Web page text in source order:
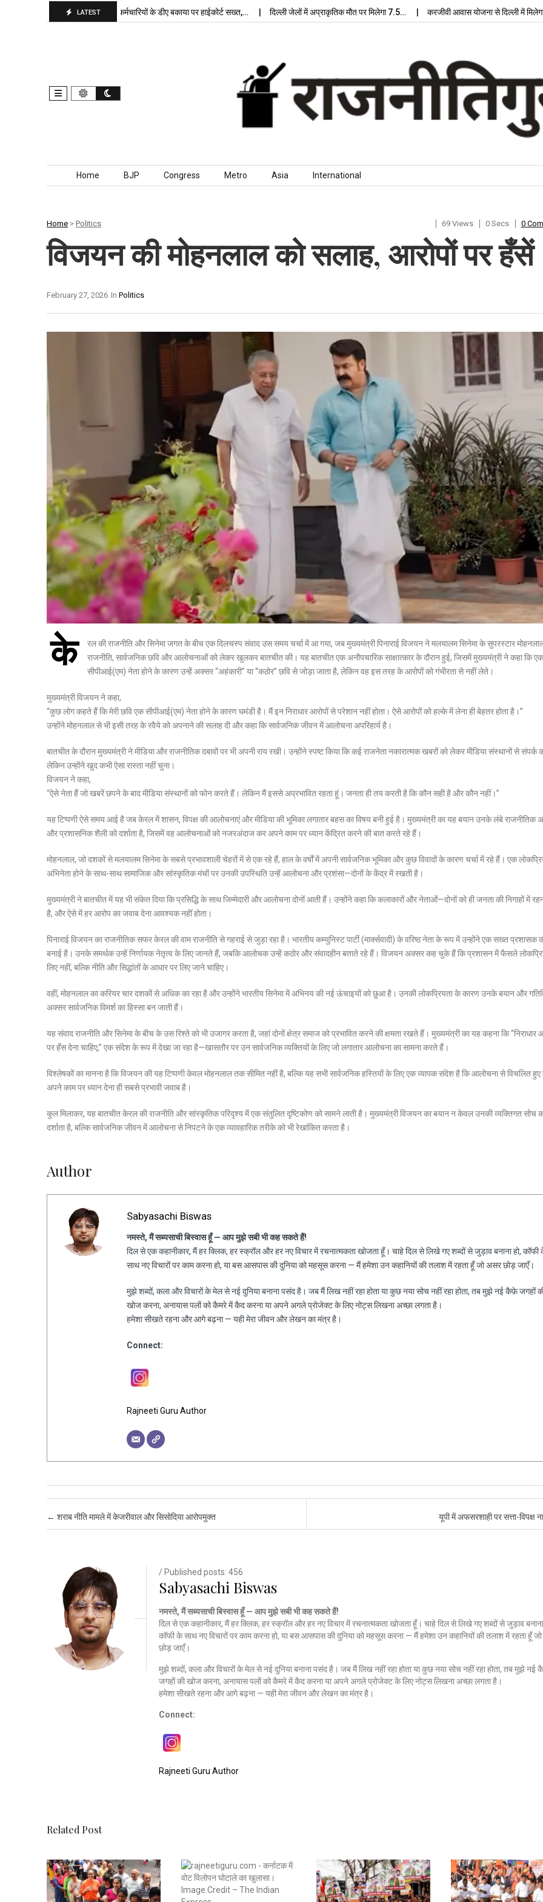
LATEST
पंजाब कर्मचारियों के डीए बकाया पर हाईकोर्ट सख्त,… दिल्ली जेलों में अप्राकृतिक मौत पर मिलेगा 7.5… करजीवी आवास योजना से दिल्ली में मिलेगा
Skip to content
Home BJP Congress Metro Asia International
Home > Politics 69 Views 0 Secs 0
विजयन की मोहनलाल को सलाह, आरोपों पर हँसें
In Politics
February 27, 2026
के रल की राजनीति और सिनेमा जगत के बीच एक दिलचस्प संवाद उस समय चर्चा में आ गया, जब मुख्यमंत्रीपिनाराई विजयनने मलयालम सिनेमा के सुपरस्टार
राजनीति, सार्वजनिक छवि और आलोचनाओं को लेकर खुलकर बातचीत की। यह बातचीत एक अनौपचारिक साक्षात्कार के दौरान हुई, जिसमें मुख्यमंत्री ने कहा कि एक
सीपीआई(एम) नेता होने के कारण उन्हें अक्सर “अहंकारी” या “कठोर” छवि से जोड़ा जाता है, लेकिन वह इस तरह के आरोपों को गंभीरता से नहीं लेते।
मुख्यमंत्री विजयन ने कहा,
“कुछ लोग कहते हैं कि मेरी छवि एक सीपीआई(एम) नेता होने के कारण घमंडी है। मैं इन निराधार आरोपों से परेशान नहीं होता। ऐसे आरोपों को हल्के में लेना ही बेहतर होता है।”
उन्होंने मोहनलाल से भी इसी तरह के रवैये को अपनाने की सलाह दी और कहा कि सार्वजनिक जीवन में आलोचना अपरिहार्य है।
बातचीत के दौरान मुख्यमंत्री ने मीडिया और राजनीतिक दबावों पर भी अपनी राय रखी। उन्होंने स्पष्ट किया कि कई राजनेता नकारात्मक खबरों को लेकर मीडिया संस्थानों से संपर्क
लेकिन उन्होंने खुद कभी ऐसा रास्ता नहीं चुना।
विजयन ने कहा,
“ऐसे नेता हैं जो खबरें छपने के बाद मीडिया संस्थानों को फोन करते हैं। लेकिन मैं इससे अप्रभावित रहता हूं। जनता ही तय करती है कि कौन सही है और कौन नहीं।”
यह टिप्पणी ऐसे समय आई है जब केरल में शासन, विपक्ष की आलोचनाएं और मीडिया की भूमिका लगातार बहस का विषय बनी हुई है। मुख्यमंत्री का यह बयान उनके लंबे राजनीतिक
और प्रशासनिक शैली को दर्शाता है, जिसमें वह आलोचनाओं को नजरअंदाज कर अपने काम पर ध्यान केंद्रित करने की बात करते रहे हैं।
मोहनलाल, जो दशकों से मलयालम सिनेमा के सबसे प्रभावशाली चेहरों में से एक रहे हैं, हाल के वर्षों में अपनी सार्वजनिक भूमिका और कुछ विवादों के कारण चर्चा में रहे हैं। एक
अभिनेता होने के साथ-साथ सामाजिक और सांस्कृतिक मंचों पर उनकी उपस्थिति उन्हें आलोचना और प्रशंसा—दोनों के केंद्र में रखती है।
मुख्यमंत्री ने बातचीत में यह भी संकेत दिया कि प्रसिद्धि के साथ जिम्मेदारी और आलोचना दोनों आती हैं। उन्होंने कहा कि कलाकारों और नेताओं—दोनों को ही जनता की निगाहों में
है, और ऐसे में हर आरोप का जवाब देना आवश्यक नहीं होता।
पिनाराई विजयन का राजनीतिक सफर केरल की वाम राजनीति से गहराई से जुड़ा रहा है। भारतीय कम्युनिस्ट पार्टी (मार्क्सवादी) के वरिष्ठ नेता के रूप में उन्होंने एक सख्त प्रशासक
बनाई है। उनके समर्थक उन्हें निर्णायक नेतृत्व के लिए जानते हैं, जबकि आलोचक उन्हें कठोर और संवादहीन बताते रहे हैं। विजयन अक्सर कह चुके हैं कि प्रशासन में फैसले
लिए नहीं, बल्कि नीति और सिद्धांतों के आधार पर लिए जाने चाहिए।
वहीं, मोहनलाल का करियर चार दशकों से अधिक का रहा है और उन्होंने भारतीय सिनेमा में अभिनय की नई ऊंचाइयों को छुआ है। उनकी लोकप्रियता के कारण उनके बयान और
अक्सर सार्वजनिक विमर्श का हिस्सा बन जाती हैं।
यह संवाद राजनीति और सिनेमा के बीच के उस रिश्ते को भी उजागर करता है, जहां दोनों क्षेत्र समाज को प्रभावित करने की क्षमता रखते हैं। मुख्यमंत्री का यह कहना कि “निराधार
पर हँस देना चाहिए,” एक संदेश के रूप में देखा जा रहा है—खासतौर पर उन सार्वजनिक व्यक्तियों के लिए जो लगातार आलोचना का सामना करते हैं।
विश्लेषकों का मानना है कि विजयन की यह टिप्पणी केवल मोहनलाल तक सीमित नहीं है, बल्कि यह सभी सार्वजनिक हस्तियों के लिए एक व्यापक संदेश है कि आलोचना से विचलित हुए
अपने काम पर ध्यान देना ही सबसे प्रभावी जवाब है।
कुल मिलाकर, यह बातचीत केरल की राजनीति और सांस्कृतिक परिदृश्य में एक संतुलित दृष्टिकोण को सामने लाती है। मुख्यमंत्री विजयन का बयान न केवल उनकी व्यक्तिगत सोच
दर्शाता है, बल्कि सार्वजनिक जीवन में आलोचना से निपटने के एक व्यावहारिक तरीके को भी रेखांकित करता है।
Author
Sabyasachi Biswas
नमस्ते, मैं सब्यसाची बिस्वास हूँ — आप मुझे सबी भी कह सकते हैं!
दिल से एक कहानीकार, मैं हर क्लिक, हर स्क्रॉल और हर नए विचार में रचनात्मकता खोजता हूँ। चाहे दिल से लिखे गए शब्दों से जुड़ाव बनाना हो, कॉफी
साथ नए विचारों पर काम करना हो, या बस आसपास की दुनिया को महसूस करना — मैं हमेशा उन कहानियों की तलाश में रहता हूँ जो असर छोड़ जाएँ।
मुझे शब्दों, कला और विचारों के मेल से नई दुनिया बनाना पसंद है। जब मैं लिख नहीं रहा होता या कुछ नया सोच नहीं रहा होता, तब मुझे नई कैफ़े जगहों
खोज करना, अनायास पलों को कैमरे में कैद करना या अपने अगले प्रोजेक्ट के लिए नोट्स लिखना अच्छा लगता है।
हमेशा सीखते रहना और आगे बढ़ना — यही मेरा जीवन और लेखन का मंत्र है।
Connect:
Rajneeti Guru Author
Post navigation
← शराब नीति मामले में केजरीवाल और सिसोदिया आरोपमुक्त यूपी में अफसरशाही पर सत्ता-विपक्ष
/ Published posts: 456
Sabyasachi Biswas
नमस्ते, मैं सब्यसाची बिस्वास हूँ — आप मुझे सबी भी कह सकते हैं!
दिल से एक कहानीकार, मैं हर क्लिक, हर स्क्रॉल और हर नए विचार में रचनात्मकता खोजता हूँ। चाहे दिल से लिखे गए शब्दों से जुड़ाव बनाना
कॉफी के साथ नए विचारों पर काम करना हो, या बस आसपास की दुनिया को महसूस करना — मैं हमेशा उन कहानियों की तलाश में रहता हूँ
छोड़ जाएँ।
मुझे शब्दों, कला और विचारों के मेल से नई दुनिया बनाना पसंद है। जब मैं लिख नहीं रहा होता या कुछ नया सोच नहीं रहा होता, तब मुझे नई
जगहों की खोज करना, अनायास पलों को कैमरे में कैद करना या अपने अगले प्रोजेक्ट के लिए नोट्स लिखना अच्छा लगता है।
हमेशा सीखते रहना और आगे बढ़ना — यही मेरा जीवन और लेखन का मंत्र है।
Connect:
Rajneeti Guru Author
Related Post